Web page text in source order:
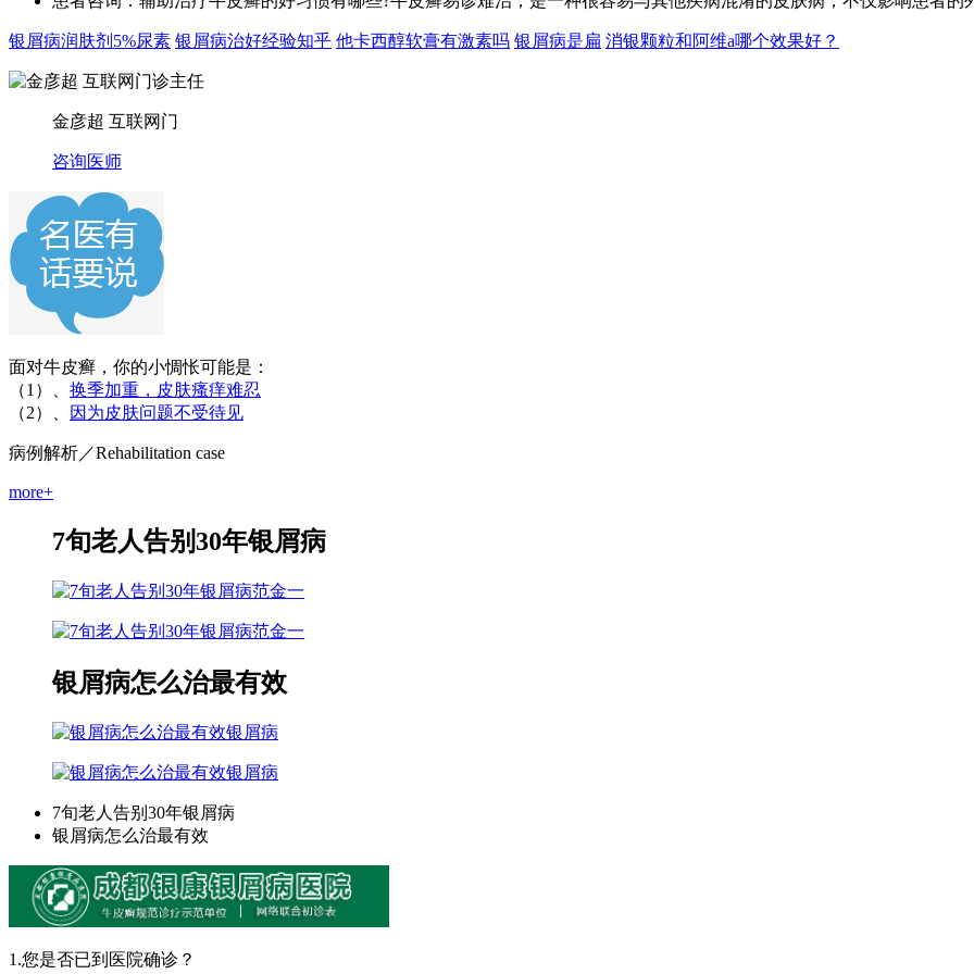
银屑病润肤剂5%尿素 银屑病治好经验知乎 他卡西醇软膏有激素吗 银屑病是扁 消银颗粒和阿维a哪个效果好？
金彦超 互联网门
咨询医师
面对牛皮癣，你的小惆怅可能是：
（1）、 换季加重，皮肤瘙痒难忍
（2）、
因为皮肤问题不受待见
病例解析／Rehabilitation case
more+
7旬老人告别30年银屑病
范金一
范金一
银屑病怎么治最有效
银屑病
银屑病
7旬老人告别30年银屑病
银屑病怎么治最有效
1.您是否已到医院确诊？